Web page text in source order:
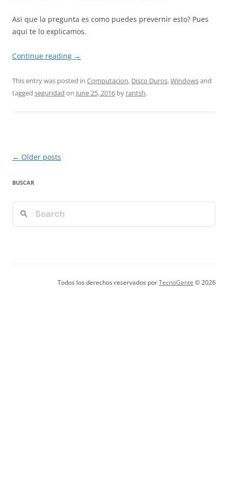
Asi que la pregunta es como puedes prevernir esto? Pues
aqui te lo explicamos.
Continue reading →
This entry was posted in Computacion, Disco Duros,Windowsand
tagged seguridad on June 25, 2016 by rantsh.
Post
← Older posts
BUSCAR
Todos los derechos reservados porTecnoGente © 2026